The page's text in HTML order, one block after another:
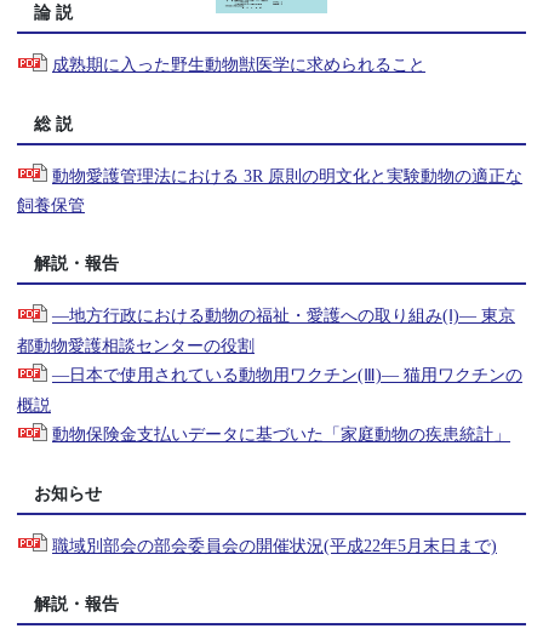
論 説
成熟期に入った野生動物獣医学に求められること
総 説
動物愛護管理法における 3R 原則の明文化と実験動物の適正な
飼養保管
解説・報告
—地方行政における動物の福祉・愛護への取り組み(Ⅰ)— 東京
都動物愛護相談センターの役割
—日本で使用されている動物用ワクチン(Ⅲ)— 猫用ワクチンの
概説
動物保険金支払いデータに基づいた「家庭動物の疾患統計」
お知らせ
職域別部会の部会委員会の開催状況(平成22年5月末日まで)
解説・報告